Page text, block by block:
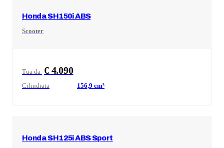
HondaSH150i ABS
Scooter
Tua da € 4.090
Cilindrata 156,9 cm³
HondaSH125i ABS Sport